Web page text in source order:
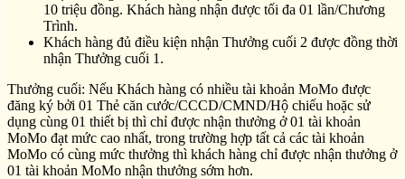
10 triệu đồng. Khách hàng nhận được tối đa 01 lần/Chương
Trình.
Khách hàng đủ điều kiện nhận Thưởng cuối 2 được đồng thời
nhận Thưởng cuối 1.
Thưởng cuối: Nếu Khách hàng có nhiều tài khoản MoMo được
đăng ký bởi 01 Thẻ căn cước/CCCD/CMND/Hộ chiếu hoặc sử
dụng cùng 01 thiết bị thì chỉ được nhận thưởng ở 01 tài khoản
MoMo đạt mức cao nhất, trong trường hợp tất cả các tài khoản
MoMo có cùng mức thưởng thì khách hàng chỉ được nhận thưởng ở
01 tài khoản MoMo nhận thưởng sớm hơn.